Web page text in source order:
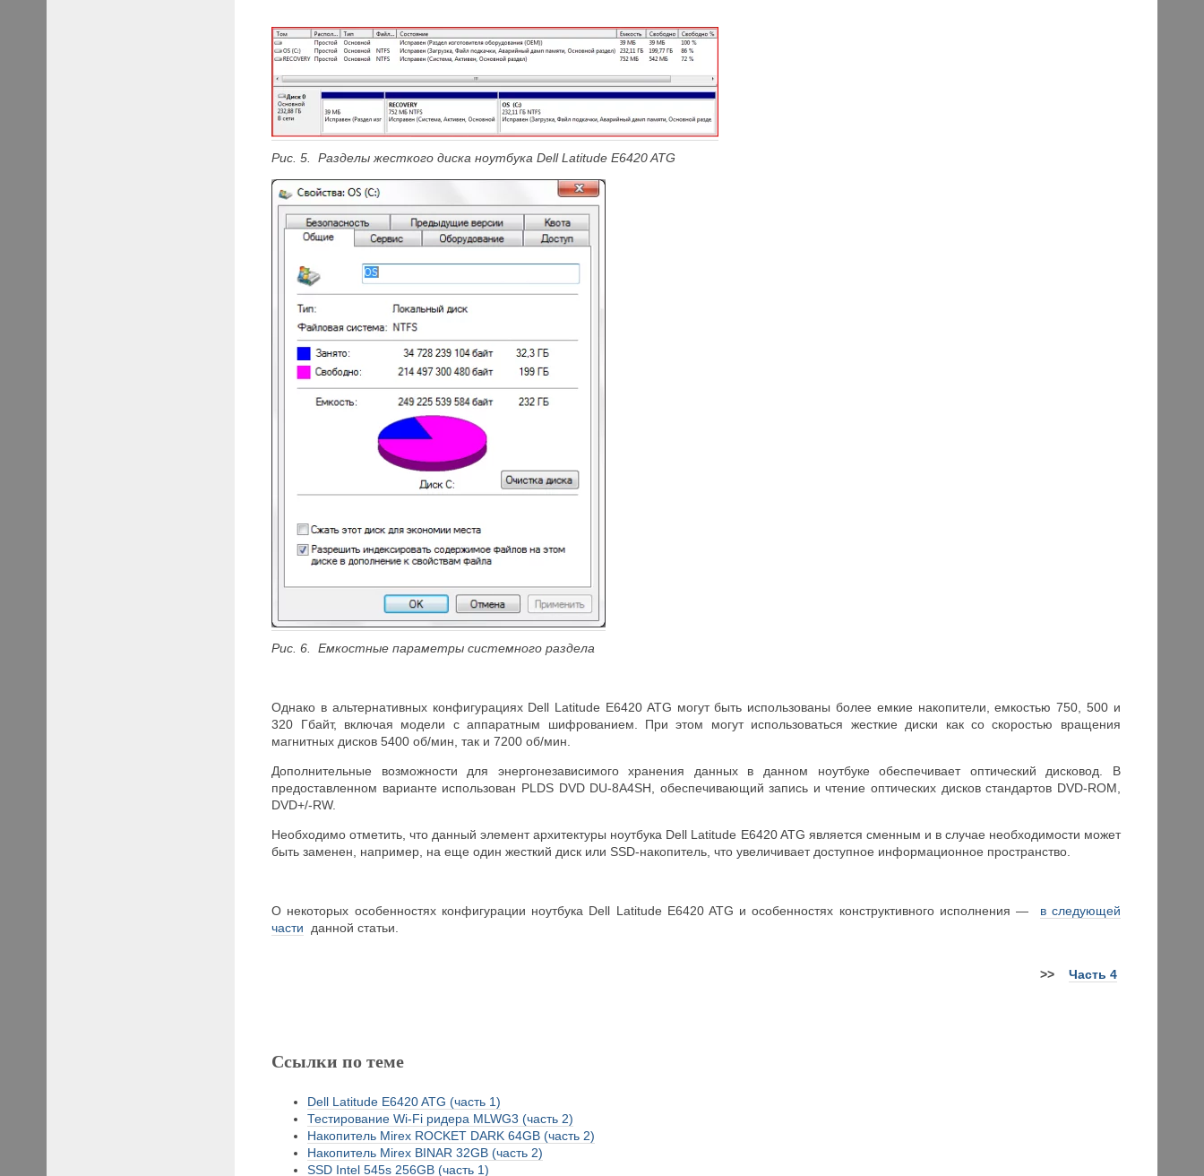
Рис. 5. Разделы жесткого диска ноутбука Dell Latitude E6420 ATG
Рис. 6. Емкостные параметры системного раздела
Однако в альтернативных конфигурациях Dell Latitude E6420 ATG могут быть использованы более емкие накопители, емкостью 750, 500 и
320 Гбайт, включая модели с аппаратным шифрованием. При этом могут использоваться жесткие диски как со скоростью вращения
магнитных дисков 5400 об/мин, так и 7200 об/мин.
Дополнительные возможности для энергонезависимого хранения данных в данном ноутбуке обеспечивает оптический дисковод. В
предоставленном варианте использован PLDS DVD DU-8A4SH, обеспечивающий запись и чтение оптических дисков стандартов DVD-ROM,
DVD+/-RW.
Необходимо отметить, что данный элемент архитектуры ноутбука Dell Latitude E6420 ATG является сменным и в случае необходимости может
быть заменен, например, на еще один жесткий диск или SSD-накопитель, что увеличивает доступное информационное пространство.
О некоторых особенностях конфигурации ноутбука Dell Latitude E6420 ATG и особенностях конструктивного исполнения — в следующей
части данной статьи.
>> Часть 4
Ссылки по теме
Dell Latitude E6420 ATG (часть 1)
Тестирование Wi-Fi ридера MLWG3 (часть 2)
Накопитель Mirex ROCKET DARK 64GB (часть 2)
Накопитель Mirex BINAR 32GB (часть 2)
SSD Intel 545s 256GB (часть 1)